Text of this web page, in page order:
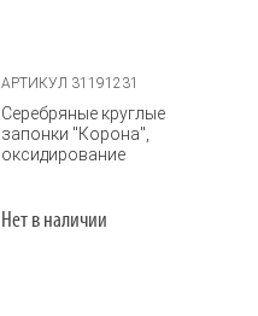
АРТИКУЛ 31191231
Серебряные круглые
запонки "Корона",
оксидирование
Нет в наличии